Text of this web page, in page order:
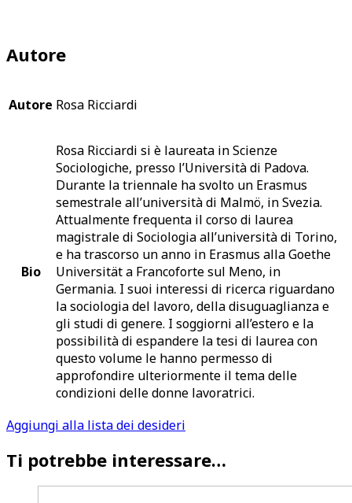
Autore
Autore Rosa Ricciardi
Bio
Rosa Ricciardi si è laureata in Scienze
Sociologiche, presso l’Università di Padova.
Durante la triennale ha svolto un Erasmus
semestrale all’università di Malmö, in Svezia.
Attualmente frequenta il corso di laurea
magistrale di Sociologia all’università di Torino,
e ha trascorso un anno in Erasmus alla Goethe
Universität a Francoforte sul Meno, in
Germania. I suoi interessi di ricerca riguardano
la sociologia del lavoro, della disuguaglianza e
gli studi di genere. I soggiorni all’estero e la
possibilità di espandere la tesi di laurea con
questo volume le hanno permesso di
approfondire ulteriormente il tema delle
condizioni delle donne lavoratrici.
Aggiungi alla lista dei desideri
Ti potrebbe interessare…